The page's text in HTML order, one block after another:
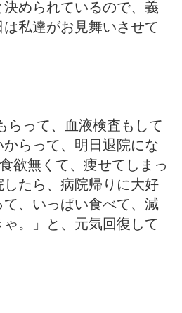
められているので、義
私達がお見舞いさせて
らって、血液検査もして
らって、明日退院にな
欲無くて、痩せてしまっ
たら、病院帰りに大好
、いっぱい食べて、減
。」と、元気回復して